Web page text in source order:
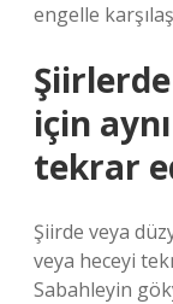
engelle
için
tekrar
Şiirde veya
veya heceyi
Sabahleyin